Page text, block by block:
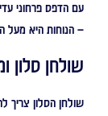
עם הדפס פרחוני
– הנוחות היא מעל
שולחן סלון
שולחן הסלון צריך